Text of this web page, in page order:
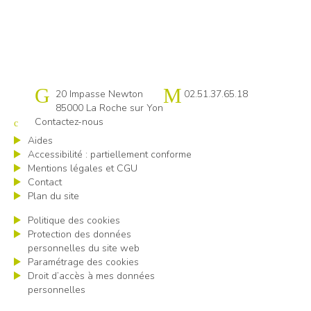
Cap emploi 85
20 Impasse Newton
85000 La Roche sur Yon
02.51.37.65.18
Contactez-nous
Aides
Accessibilité : partiellement conforme
Mentions légales et CGU
Contact
Plan du site
Politique des cookies
Protection des données
personnelles du site web
Paramétrage des cookies
Droit d’accès à mes données
personnelles